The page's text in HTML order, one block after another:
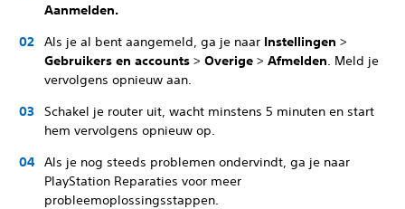
Aanmelden.
Als je al bent aangemeld, ga je naar Instellingen >
Gebruikers en accounts > Overige > Afmelden. Meld je
vervolgens opnieuw aan.
Schakel je router uit, wacht minstens 5 minuten en start
hem vervolgens opnieuw op.
Als je nog steeds problemen ondervindt, ga je naar
PlayStation Reparaties voor meer
probleemoplossingsstappen.